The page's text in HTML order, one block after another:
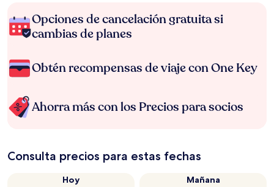
Opciones de cancelación gratuita si
cambias de planes
Obtén recompensas de viaje con One Key
Ahorra más con los Precios para socios
Consulta precios para estas fechas
Hoy
Mañana